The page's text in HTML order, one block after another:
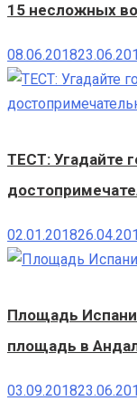
15 несложных
08.06.2018
ТЕСТ: Угадайте
02.01.2018
Площадь
площадь в
03.09.2018